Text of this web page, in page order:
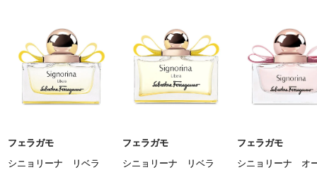
フェラガモ
シニョリーナ リベラ
フェラガモ
シニョリーナ リベラ
フェラガモ
シニョリーナ オ